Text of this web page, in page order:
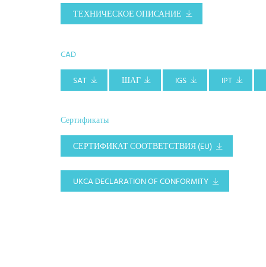
ТЕХНИЧЕСКОЕ ОПИСАНИЕ
CAD
SAT
ШАГ IGS IPT
Сертификаты
СЕРТИФИКАТ СООТВЕТСТВИЯ (EU)
UKCA DECLARATION OF CONFORMITY